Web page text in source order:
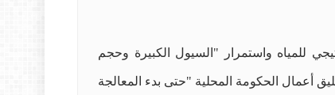
للمياه واستمرار "السيول الكبيرة وحجم
أعمال الحكومة المحلية "حتى بدء المعالجة